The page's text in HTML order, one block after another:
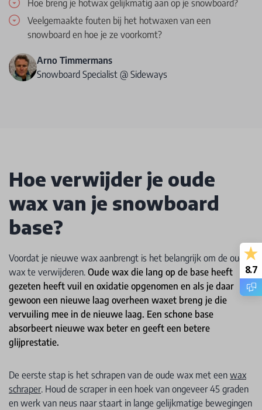
Hoe breng je hotwax gelijkmatig aan op je snowboard?
Veelgemaakte fouten bij het hotwaxen van een
snowboard en hoe je ze voorkomt?
Arno Timmermans
Snowboard Specialist @ Sideways
Hoe verwijder je oude
wax van je snowboard
base?
Voordat je nieuwe wax aanbrengt is het belangrijk om de oude
wax te verwijderen. Oude wax die lang op de base heeft
gezeten heeft vuil en oxidatie opgenomen en als je daar
gewoon een nieuwe laag overheen waxet breng je die
vervuiling mee in de nieuwe laag. Een schone base
absorbeert nieuwe wax beter en geeft een betere
glijprestatie.
De eerste stap is het schrapen van de oude wax met een wax
schraper. Houd de scraper in een hoek van ongeveer 45 graden
en werk van neus naar staart in lange gelijkmatige bewegingen
8.7